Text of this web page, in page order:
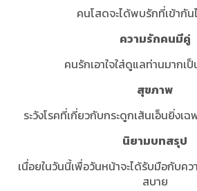
คนโสดจะได้พบรักที่เข้ากั
ความรักคนมีคู่
คนรักเอาใจใส่ดูแลท่านมากเ
สุขภาพ
ระวังโรคที่เกี่ยวกับกระดูกเส้นเอ็นยิ่งเ
นิยามบทสรุป
เนื่อยในวันนี้เพื่อวันหน้าจะได้รับมือกับค
สบาย